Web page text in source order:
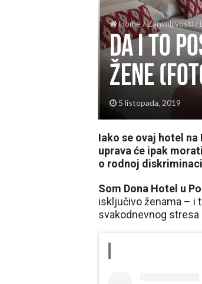
Home/Zanimljivosti /
Da i to
žene
5 listopada, 2019
Iako se ovaj hotel na
uprava će ipak
o rodnoj
Som Dona Hotel u
isključivo ženama – i
svakodnevnog